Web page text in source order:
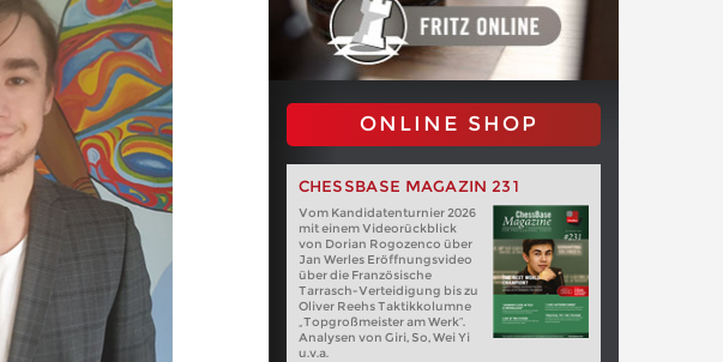
ONLINE SHOP
CHESSBASE MAGAZIN 231
Vom Kandidatenturnier 2026
mit einem Videorückblick
von Dorian Rogozenco über
Jan Werles Eröffnungsvideo
über die Französische
Tarrasch-Verteidigung bis zu
Oliver Reehs Taktikkolumne
„Topgroßmeister am Werk“.
Analysen von Giri, So, Wei Yi
u.v.a.